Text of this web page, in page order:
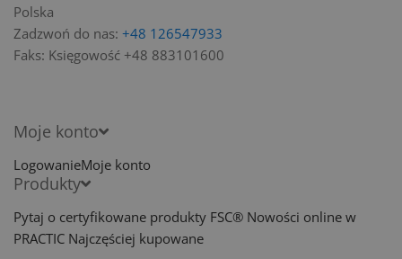
Polska
Zadzwoń do nas: +48 126547933
Faks: Księgowość +48 883101600
Moje konto
LogowanieMoje konto
Produkty
Pytaj o certyfikowane produkty FSC® Nowości online w
PRACTIC Najczęściej kupowane